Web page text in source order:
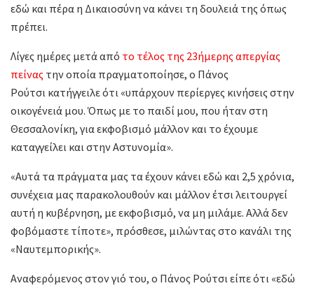
εδώ και πέρα η Δικαιοσύνη να κάνει τη δουλειά της όπως
πρέπει.
Λίγες ημέρες μετά από το τέλος της 23ήμερης απεργίας
πείνας την οποία πραγματοποίησε, ο Πάνος
Ρούτσι κατήγγειλε ότι «υπάρχουν περίεργες κινήσεις στην
οικογένειά μου. Όπως με το παιδί μου, που ήταν στη
Θεσσαλονίκη, για εκφοβισμό μάλλον και το έχουμε
καταγγείλει και στην Αστυνομία».
«Αυτά τα πράγματα μας τα έχουν κάνει εδώ και 2,5 χρόνια,
συνέχεια μας παρακολουθούν και μάλλον έτσι λειτουργεί
αυτή η κυβέρνηση, με εκφοβισμό, να μη μιλάμε. Αλλά δεν
φοβόμαστε τίποτε», πρόσθεσε, μιλώντας στο κανάλι της
«Ναυτεμπορικής».
Αναφερόμενος στον γιό του, ο Πάνος Ρούτσι είπε ότι «εδώ